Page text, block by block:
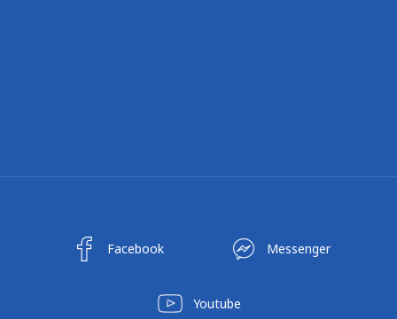
Facebook Messenger
Youtube